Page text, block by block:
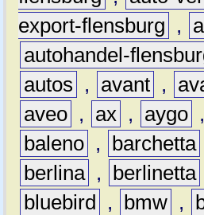
export-flensburg
,
autohandel-
autos
, avant ,
aveo , ax , aygo ,
baleno , barchetta
berlina , berlinetta
bluebird
, bmw ,